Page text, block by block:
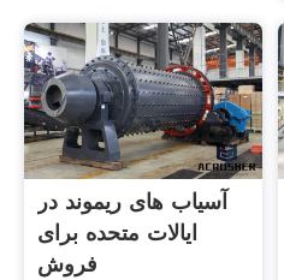
آسیاب های ریموند در
ایالات متحده برای
فروش